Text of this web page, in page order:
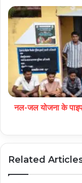
नल-जल योजना के पाइप
Related